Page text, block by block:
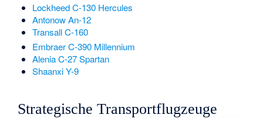
Lockheed C-130 Hercules
Antonow An-12
Transall C-160
Embraer C-390 Millennium
Alenia C-27 Spartan
Shaanxi Y-9
Strategische Transportflugzeuge